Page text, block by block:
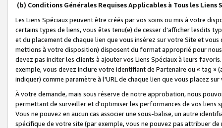
(b) Conditions Générales Requises Applicables à Tous les Liens
Les Liens Spéciaux peuvent être créés par vos soins ou mis à votre
certains types de liens, vous êtes tenu(e) de cesser d'afficher lesdits
et du placement de chaque lien que vous insérez sur votre Site et
mettions à votre disposition) disposent du format approprié pour
devez pas inciter les clients à ajouter vos Liens Spéciaux à leurs
exemple, vous devez inclure votre identifiant de Partenaire ou « tag
indiquer) comme paramètre à l'URL de chaque lien que vous placez
À votre demande, mais sous réserve de notre approbation, nous
permettant de surveiller et d'optimiser les performances de vos liens
Vous ne pouvez en aucun cas associer une sous-balise, un autre
spécifique de votre site (par exemple, vous ne pouvez pas attribuer